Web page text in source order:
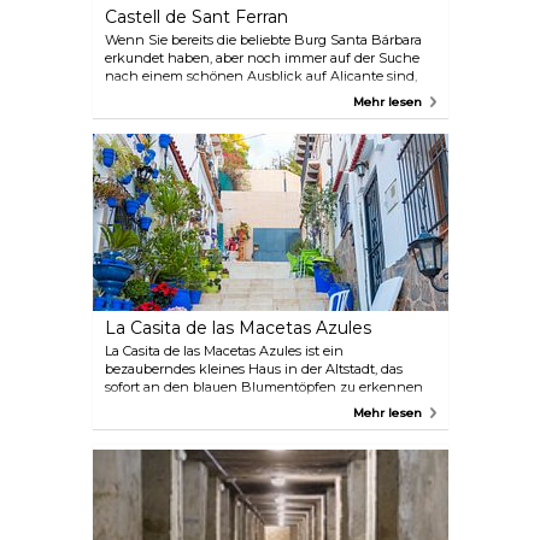
Castell de Sant Ferran
Wenn Sie bereits die beliebte Burg Santa Bárbara
erkundet haben, aber noch immer auf der Suche
nach einem schönen Ausblick auf Alicante sind,
insbesondere bei Sonnenuntergang, sollten Sie
Diese historische Festung befindet sich im Park
Doctor Rico und neben dem Park Del Tossal und ist
weit weniger überlaufen als andere
Aussichtspunkte der Stadt, was sie zu einem
idealen Ort für ein Picknick oder eine ruhige Pause
auf einer Bank mit einem Getränk und einigen
Snacks macht. Die friedliche Atmosphäre ist Teil
des Charmes, aber denken Sie daran, dass es in der
Nähe keine Geschäfte oder Verkaufsstände gibt.
Bringen Sie daher am besten alles mit, was Sie
brauchen, bevor Sie den Aufstieg beginnen.
Mehr lesen
La Casita de las Macetas Azules
La Casita de las Macetas Azules ist ein
bezauberndes kleines Haus in der Altstadt, das
sofort an den blauen Blumentöpfen zu erkennen
ist, die seine Fassade bedecken. Es wird oft von
Alicante. Um es zu erreichen, müssen Sie eine
Reihe von Stufen hinaufsteigen, die schließlich zur
Burg Santa Bàrbera führen. Der Ort ist besonders
beliebt für Fotos mit einem farbenfrohen
Hintergrund und einem Einblick in den lokalen
Mehr lesen